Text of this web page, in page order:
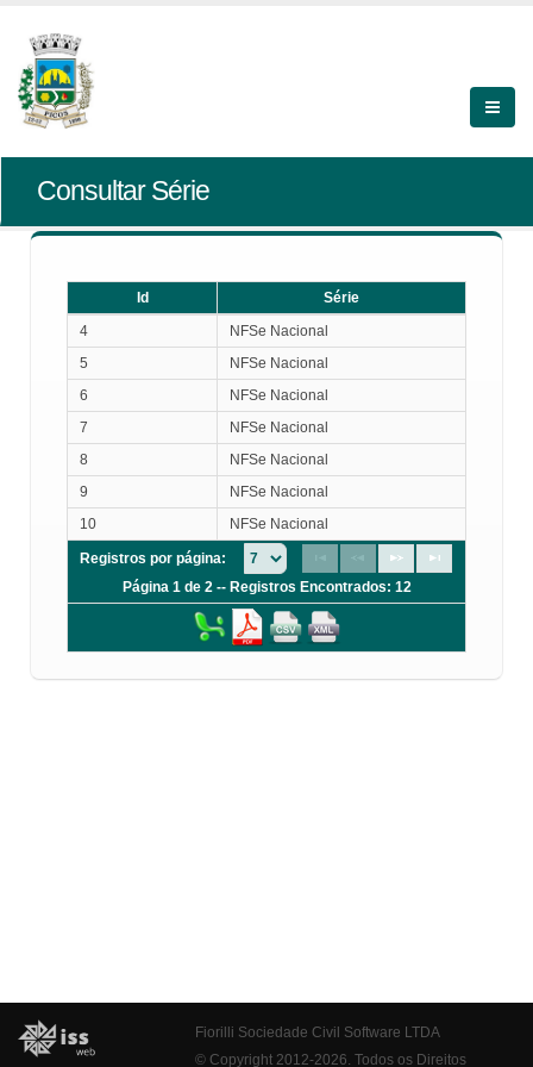
Consultar Série
Id
Série
Série
4
NFSe Nacional
5
NFSe Nacional
6
NFSe Nacional
7
NFSe Nacional
8
NFSe Nacional
9
NFSe Nacional
10
NFSe Nacional
Registros por página:
Página 1 de 2 -- Registros Encontrados: 12
Fiorilli Sociedade Civil Software LTDA
© Copyright 2012-2026. Todos os Direitos